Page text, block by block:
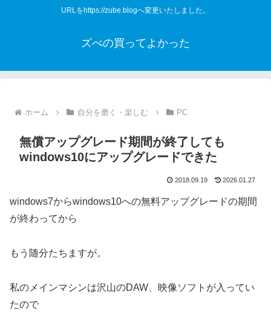
URLをhttps://zube.blogへ変更いたしました。
ズべの買ってよかった
ホーム 自分を磨く・楽しむ PC
無償アップグレード期間が終了しても
windows10にアップグレードできた
2018.09.19 2026.01.27
windows7からwindows10への無料アップグレードの期間
が終わってから
もう随分たちますが。
私のメインマシンは沢山のDAW、映像ソフトが入ってい
たので